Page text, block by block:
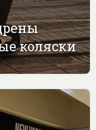
коляски